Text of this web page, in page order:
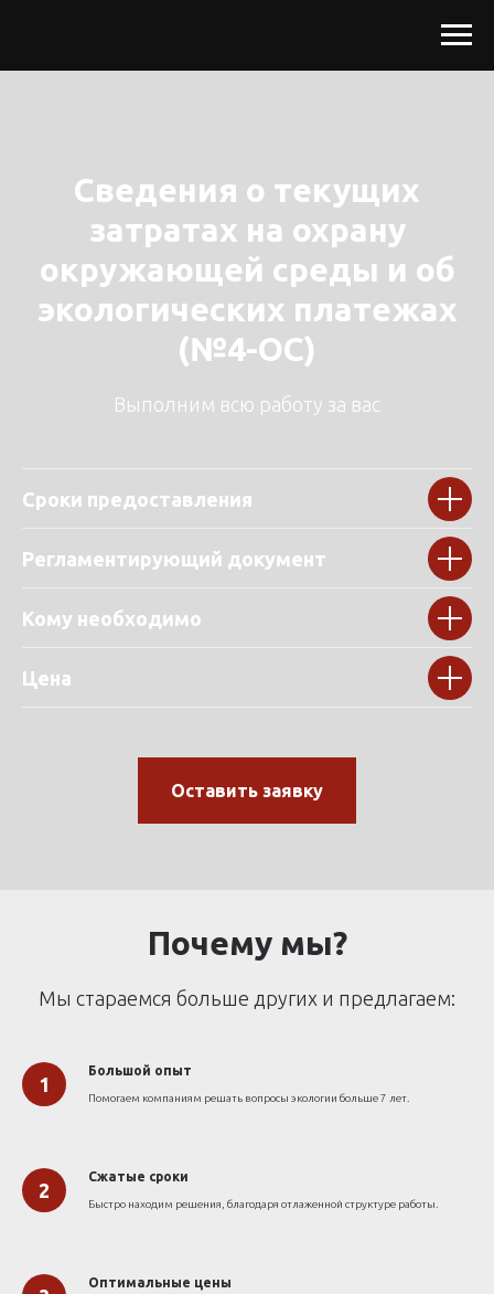
Сведения о текущих
затратах на охрану
окружающей среды и об
экологических платежах
(№4-ОС)
Выполним всю работу за вас
Сроки предоставления
Регламентирующий документ
Кому необходимо
Цена
Оставить заявку
Почему мы?
Мы стараемся больше других и предлагаем:
Большой опыт
Помогаем компаниям решать вопросы экологии больше 7 лет.
Сжатые сроки
Быстро находим решения, благодаря отлаженной структуре работы.
Оптимальные цены